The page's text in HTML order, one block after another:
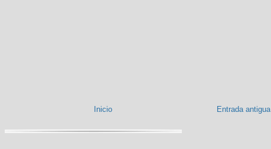
Entrada antigua
Inicio